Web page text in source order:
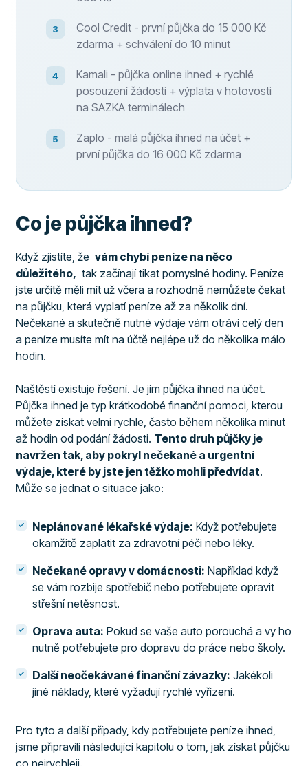
Cool Credit - první půjčka do 15 000 Kč
zdarma + schválení do 10 minut
Kamali - půjčka online ihned + rychlé
posouzení žádosti + výplata v hotovosti
na SAZKA terminálech
Zaplo - malá půjčka ihned na účet +
první půjčka do 16 000 Kč zdarma
Co je půjčka ihned?
Když zjistíte, ževám chybí peníze na něco
důležitého, tak začínají tikat pomyslné hodiny. Peníze
jste určitě měli mít už včera a rozhodně nemůžete čekat
na půjčku, která vyplatí peníze až za několik dní.
Nečekané a skutečně nutné výdaje vám otráví celý den
a peníze musíte mít na účtě nejlépe už do několika málo
hodin.
Naštěstí existuje řešení. Je jím půjčka ihned na účet.
Půjčka ihned je typ krátkodobé finanční pomoci, kterou
můžete získat velmi rychle, často během několika minut
až hodin od podání žádosti. Tento druh půjčky je
navržen tak, aby pokryl nečekané a urgentní
výdaje, které by jste jen těžko mohli předvídat.
Může se jednat o situace jako:
Neplánované lékařské výdaje: Když potřebujete
okamžitě zaplatit za zdravotní péči nebo léky.
Nečekané opravy v domácnosti: Například když
se vám rozbije spotřebič nebo potřebujete opravit
střešní netěsnost.
Oprava auta: Pokud se vaše auto porouchá a vy ho
nutně potřebujete pro dopravu do práce nebo školy.
Další neočekávané finanční závazky: Jakékoli
jiné náklady, které vyžadují rychlé vyřízení.
Pro tyto a další případy, kdy potřebujete peníze ihned,
jsme připravili následující kapitolu o tom, jak získat půjčku
co nejrychleji.